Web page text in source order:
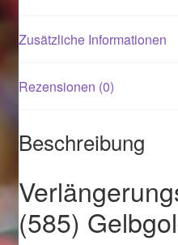
Magisches und Festliches
Magisches und Festliches
Mein Konto
Ostergeschenke finden für
Zusätzliche Informationen
Rezensionen (0)
Beschreibung
(585)